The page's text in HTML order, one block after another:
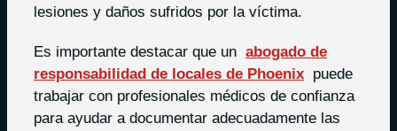
lesiones y daños sufridos por la víctima.
Es importante destacar que un abogado de
responsabilidad de locales de Phoenix puede
trabajar con profesionales médicos de confianza
para ayudar a documentar adecuadamente las